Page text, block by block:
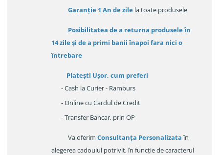
Garanție 1 An de zile la toate produsele
Posibilitatea de a returna produsele în
14 zileși de a primi banii înapoi fara nici o
întrebare
Platești Ușor, cum preferi
- Cash la Curier - Ramburs
- Online cu Cardul de Credit
- Transfer Bancar, prin OP
Va oferim Consultanța Personalizataîn
alegerea cadoulul potrivit, în funcție de caracterul